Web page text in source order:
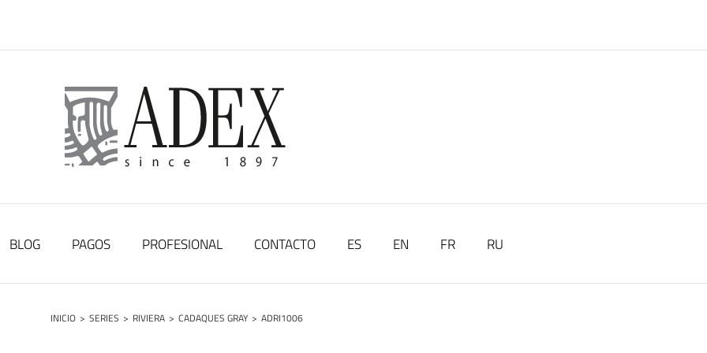
BLOG PAGOS PROFESIONAL CONTACTO ES EN FR RU
INICIO > SERIES > RIVIERA > CADAQUES GRAY > ADRI1006